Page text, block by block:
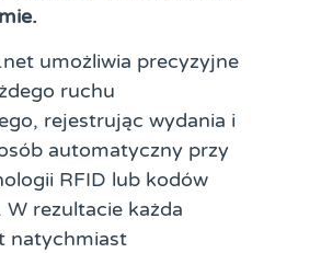
umożliwia precyzyjne
ruchu
rejestrując wydania i
automatyczny przy
RFID lub kodów
rezultacie każda
natychmiast